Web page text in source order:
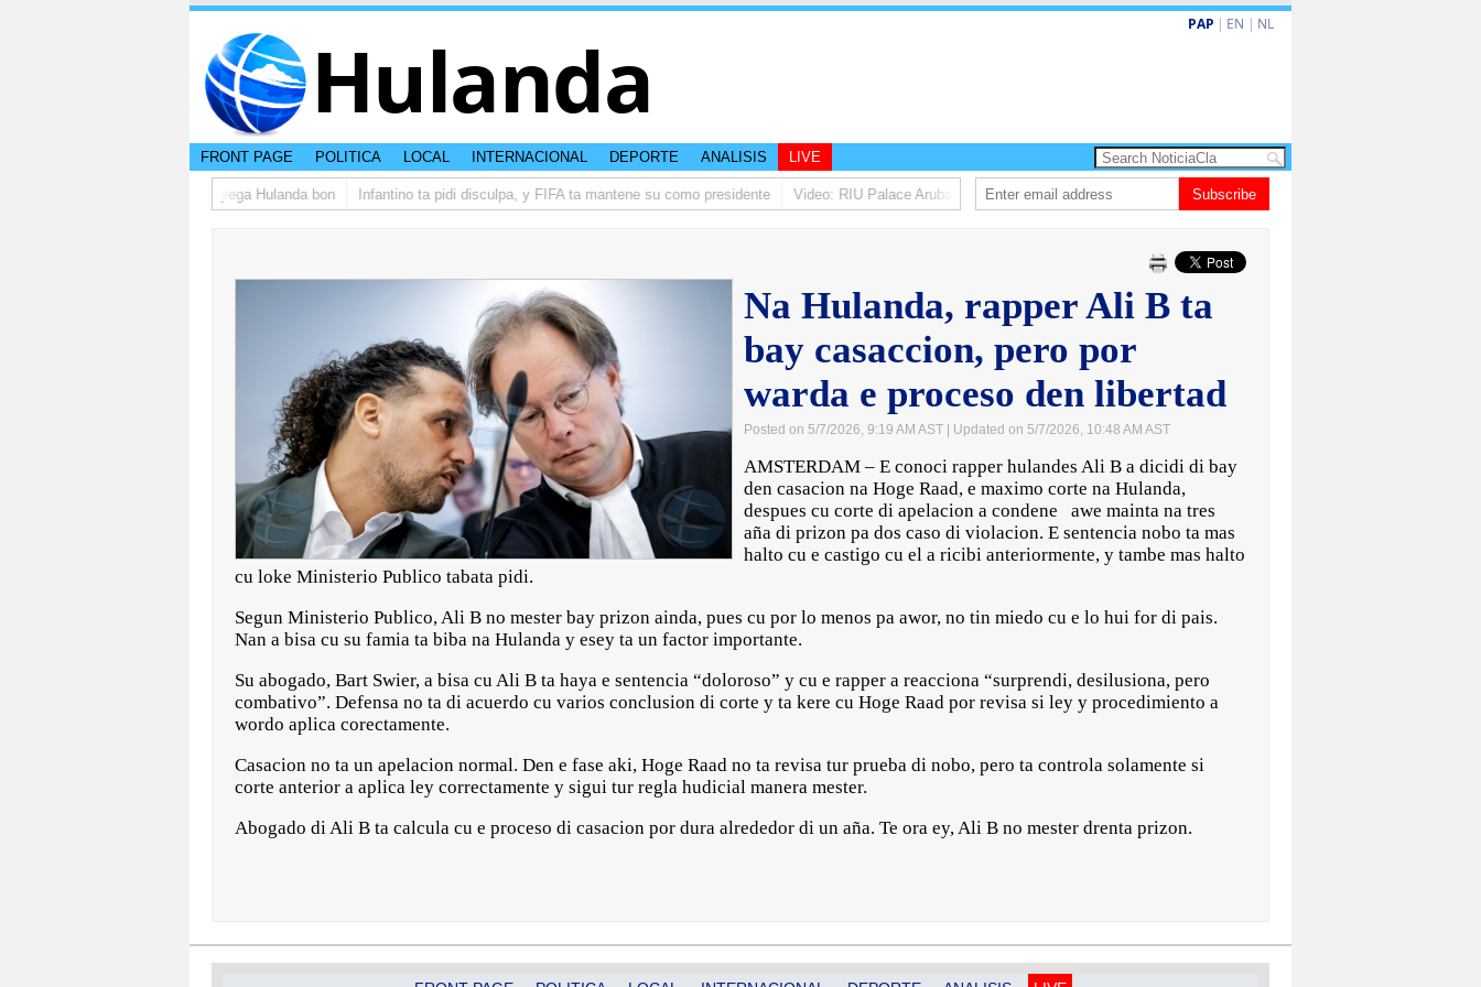
Hulanda PAP | EN | NL
FRONT PAGE POLITICA LOCAL INTERNACIONAL DEPORTE ANALISIS LIVE
di studiantenan di Aruba a yega Hulanda bon Infantino ta pidi disculpa, y FIFA ta mantene su como presidente Video: RIU Palace Aruba ta eleva turismo premium cu renobacion di US$106 miyon
Subscribe
Na Hulanda, rapper Ali B ta
bay casaccion, pero por
warda e proceso den libertad
Posted on 5/7/2026, 9:19 AM AST | Updated on 5/7/2026, 10:48 AM AST
AMSTERDAM – E conoci rapper hulandes Ali B a dicidi di bay
den casacion na Hoge Raad, e maximo corte na Hulanda,
despues cu corte di apelacion a condene awe mainta na tres
aña di prizon pa dos caso di violacion. E sentencia nobo ta mas
halto cu e castigo cu el a ricibi anteriormente, y tambe mas halto
cu loke Ministerio Publico tabata pidi.
Segun Ministerio Publico, Ali B no mester bay prizon ainda, pues cu por lo menos pa awor, no tin miedo cu e lo hui for di pais.
Nan a bisa cu su famia ta biba na Hulanda y esey ta un factor importante.
Su abogado, Bart Swier, a bisa cu Ali B ta haya e sentencia “doloroso” y cu e rapper a reacciona “surprendi, desilusiona, pero
combativo”. Defensa no ta di acuerdo cu varios conclusion di corte y ta kere cu Hoge Raad por revisa si ley y procedimiento a
wordo aplica corectamente.
Casacion no ta un apelacion normal. Den e fase aki, Hoge Raad no ta revisa tur prueba di nobo, pero ta controla solamente si
corte anterior a aplica ley correctamente y sigui tur regla hudicial manera mester.
Abogado di Ali B ta calcula cu e proceso di casacion por dura alrededor di un aña. Te ora ey, Ali B no mester drenta prizon.